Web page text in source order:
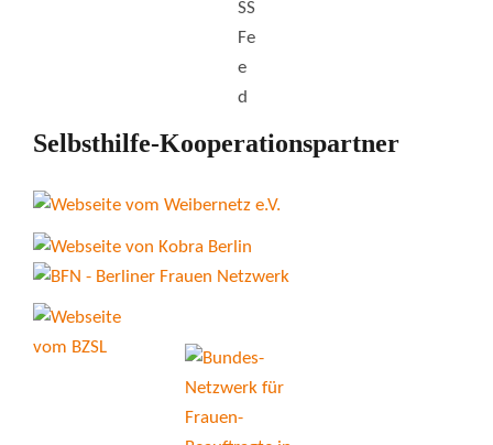
Selbsthilfe-Kooperationspartner